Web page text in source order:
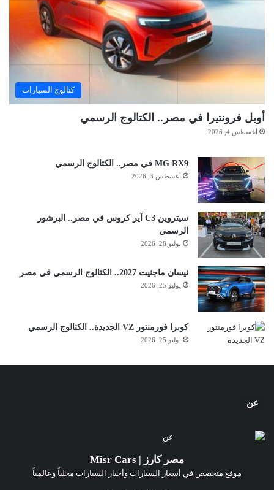
كتالوج السيارات
أوبل فرونتيرا في مصر.. الكتالوج الرسمي
أغسطس 4, 2026
MG RX9 في مصر.. الكتالوج الرسمي
أغسطس 3, 2026
سيتروين C3 آير كروس في مصر.. البرشور
الرسمي
يوليو 28, 2026
نيسان ماجنيت 2027.. الكتالوج الرسمي في مصر
يوليو 25, 2026
كوبرا فورمنتور VZ الجديدة.. الكتالوج الرسمي
يوليو 25, 2026
عن
مصر كارز | Misr Cars
موقع متخصص في أسعار السيارات وأخبار السيارات محلياً وعالمياً